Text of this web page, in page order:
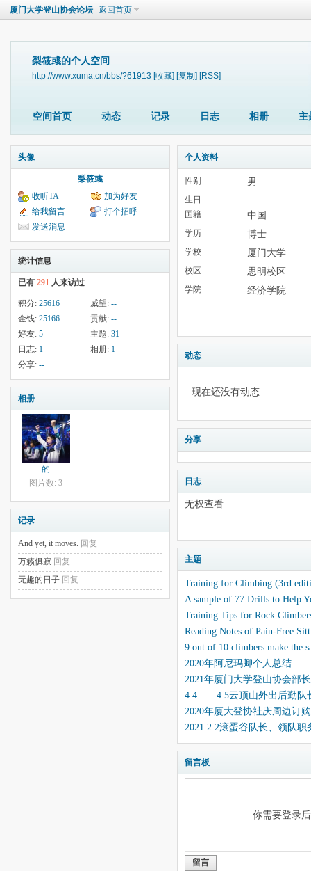
厦门大学登山协会论坛 返回首页
梨筱彧的个人空间
http://www.xuma.cn/bbs/?61913 [收藏] [复制] [RSS]
空间首页 动态 记录 日志 相册 主
头像
梨筱彧
收听TA
加为好友
给我留言
打个招呼
发送消息
统计信息
已有 291 人来访过
积分: 25616 威望: --
金钱: 25166 贡献: --
好友: 5 主题: 31
日志: 1 相册: 1
分享: --
相册
的
图片数: 3
记录
And yet, it moves. 回复
万籁俱寂 回复
无趣的日子 回复
个人资料
性别 男
生日
国籍
中国
学历 博士
学校 厦门大学
校区 思明校区
学院 经济学院
动态
现在还没有动态
分享
日志
无权查看
主题
Training for Climbing (3rd
A sample of 77 Drills to Help
Training Tips for Rock
Reading Notes of Pain-Free
9 out of 10 climbers make the
2020年阿尼玛卿个人总结
2021年厦门大学登山协会部
4.4——4.5云顶山外出后勤队
2020年厦大登协社庆周边
2021.2.2滚蛋谷队长、领队
留言板
你需要登录
留言